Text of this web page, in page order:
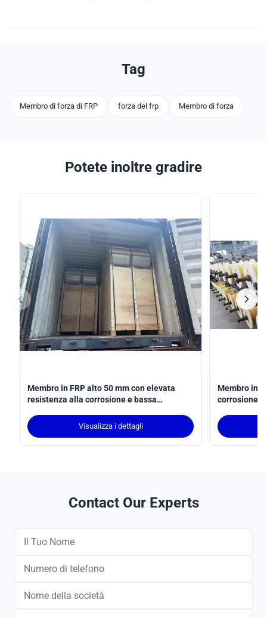
Tag
Membro di forza di FRP forza del frp Membro di forza
Potete inoltre gradire
Membro in FRP alto 50 mm con elevata
resistenza alla corrosione e bassa
duraturo
Visualizza i dettagli
Membro in
corrosione
per
Contact Our Experts